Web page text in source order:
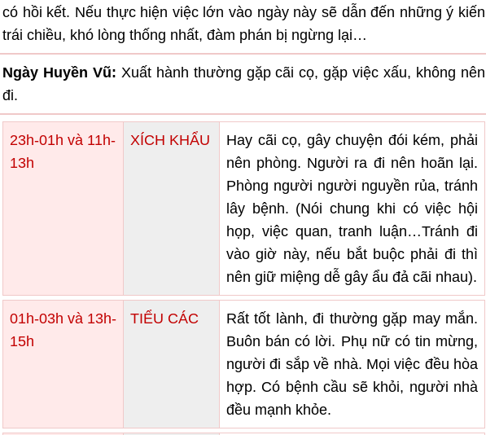
có hồi kết. Nếu thực hiện việc lớn vào ngày này sẽ dẫn đến những ý kiến
trái chiều, khó lòng thống nhất, đàm phán bị ngừng lại…
Ngày Huyền Vũ: Xuất hành thường gặp cãi cọ, gặp việc xấu, không nên
đi.
23h-01h và 11h-
13h
XÍCH KHẨU
Hay cãi cọ, gây chuyện đói kém, phải
nên phòng. Người ra đi nên hoãn lại.
Phòng người người nguyền rủa, tránh
lây bệnh. (Nói chung khi có việc hội
họp, việc quan, tranh luận…Tránh đi
vào giờ này, nếu bắt buộc phải đi thì
nên giữ miệng dễ gây ẩu đả cãi nhau).
01h-03h và 13h-
15h
TIỂU CÁC
Rất tốt lành, đi thường gặp may mắn.
Buôn bán có lời. Phụ nữ có tin mừng,
người đi sắp về nhà. Mọi việc đều hòa
hợp. Có bệnh cầu sẽ khỏi, người nhà
đều mạnh khỏe.